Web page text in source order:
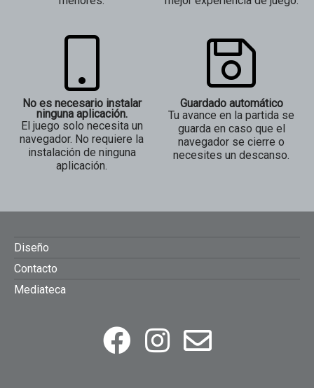
No es necesario instalar
ninguna aplicación.
El juego solo necesita un
navegador. No requiere la
instalación de ninguna
aplicación.
Guardado automático
Tu avance en la partida se
guarda en caso que el
navegador se cierre o
necesites un descanso.
FOOTER
MENU
Diseño
Contacto
Mediateca